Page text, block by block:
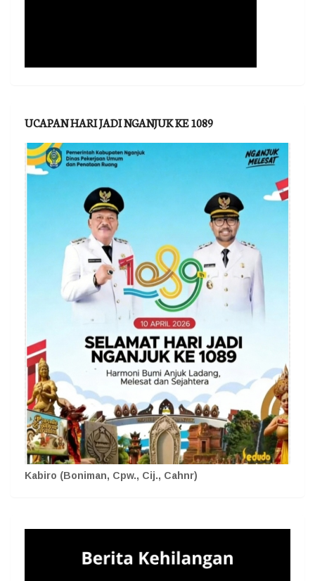
UCAPAN HARI JADI NGANJUK KE 1089
Kabiro (Boniman, Cpw., Cij., Cahnr)